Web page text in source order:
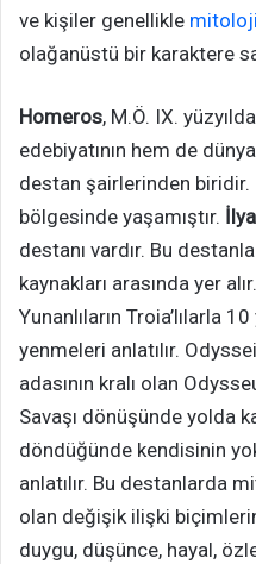
ve kişiler genellikle mitoloji
olağanüstü bir karaktere
Homeros, M.Ö. IX.
edebiyatının hem de
destan şairlerinden
bölgesinde yaşamıştır.
destanı vardır. Bu
kaynakları arasında yer
Yunanlıların Troia’lılarla
yenmeleri anlatılır.
adasının kralı olan
Savaşı dönüşünde yolda
döndüğünde kendisinin
anlatılır. Bu destanlarda
olan değişik ilişki
duygu, düşünce, hayal,